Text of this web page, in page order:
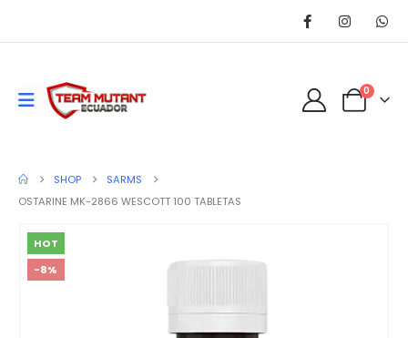
0
SHOP
SARMS
OSTARINE MK-2866 WESCOTT 100 TABLETAS
HOT
-8%